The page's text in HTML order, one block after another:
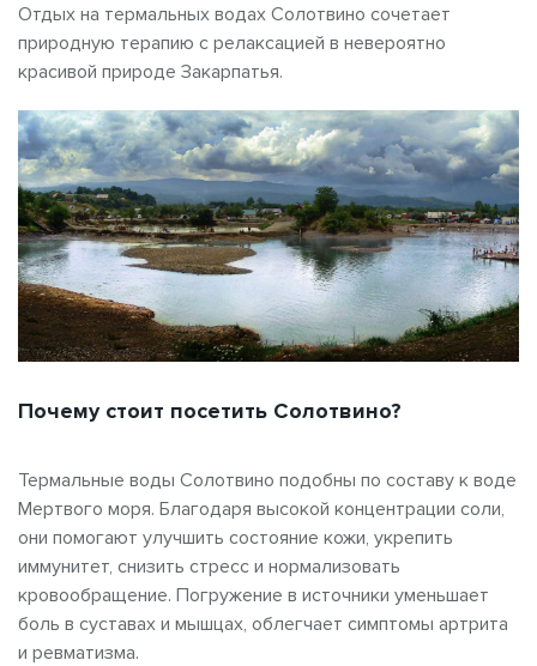
Отдых на термальных водах Солотвино сочетает
природную терапию с релаксацией в невероятно
красивой природе Закарпатья.
Почему стоит посетить Солотвино?
Термальные воды Солотвино подобны по составу к воде
Мертвого моря. Благодаря высокой концентрации соли,
они помогают улучшить состояние кожи, укрепить
иммунитет, снизить стресс и нормализовать
кровообращение. Погружение в источники уменьшает
боль в суставах и мышцах, облегчает симптомы артрита
и ревматизма.